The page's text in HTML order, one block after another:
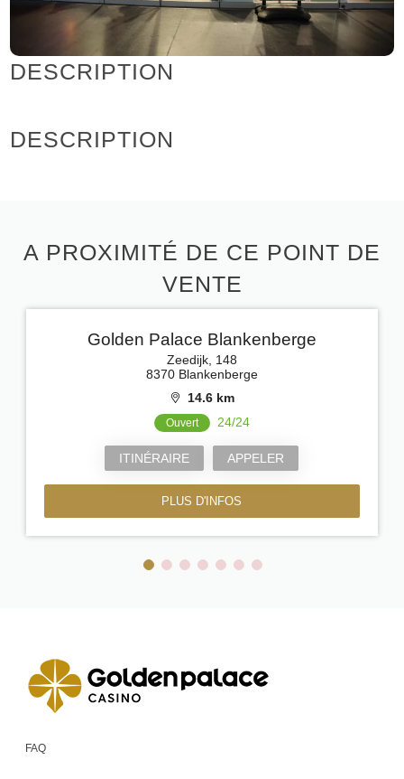
DESCRIPTION
DESCRIPTION
A PROXIMITÉ DE CE POINT DE
VENTE
Golden Palace Blankenberge
Zeedijk, 148
8370 Blankenberge
14.6 km
Ouvert 24/24
ITINÉRAIRE APPELER
PLUS D'INFOS
FAQ